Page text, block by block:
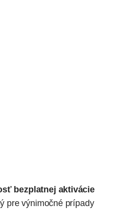
bezplatnej aktivácie
pre výnimočné prípady